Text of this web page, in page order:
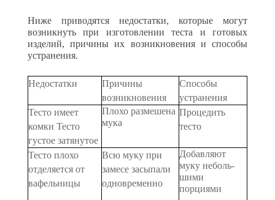
Ниже приводятся недостатки, которые могут
возникнуть при изготовлении теста и готовых
изделий, причины их возникновения и способы
устранения.
Недостатки
Причины
возникновения
Способы
устранения
Тесто имеет
комки Тесто
густое затянутое
Плохо размешена
мука
Процедить
тесто
Тесто плохо
отделяется от
вафельницы
Всю муку при
замесе за­сыпали
одновременно
Добавляют
муку неболь­
шими
порциями